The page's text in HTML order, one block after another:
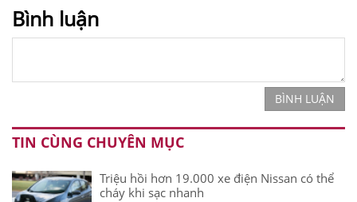
Bình luận
BÌNH LUẬN
TIN CÙNG CHUYÊN MỤC
Triệu hồi hơn 19.000 xe điện Nissan có thể
cháy khi sạc nhanh